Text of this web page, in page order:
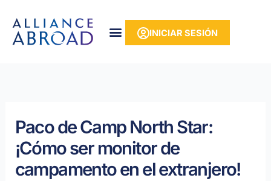
contenido
INICIAR SESIÓN
Paco de Camp North Star:
¡Cómo ser monitor de
campamento en el extranjero!